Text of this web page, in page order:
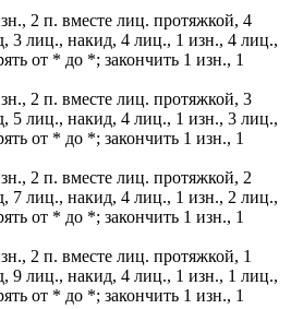
2 п. вместе лиц. протяжкой, 4
3 лиц., накид, 4 лиц., 1 изн., 4 лиц.,
от * до *; закончить 1 изн., 1
2 п. вместе лиц. протяжкой, 3
5 лиц., накид, 4 лиц., 1 изн., 3 лиц.,
от * до *; закончить 1 изн., 1
2 п. вместе лиц. протяжкой, 2
7 лиц., накид, 4 лиц., 1 изн., 2 лиц.,
от * до *; закончить 1 изн., 1
2 п. вместе лиц. протяжкой, 1
9 лиц., накид, 4 лиц., 1 изн., 1 лиц.,
от * до *; закончить 1 изн., 1